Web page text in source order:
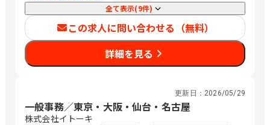
全て表示(9件)
この求人に問い合わせる（無料）
詳細を見る
更新日： 2026/05/29
一般事務／東京・大阪・仙台・名古屋
株式会社イトーキ